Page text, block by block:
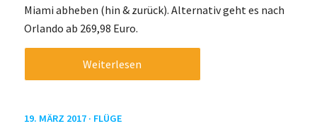
Miami abheben (hin & zurück). Alternativ geht es nach
Orlando ab 269,98 Euro.
Weiterlesen
19. MÄRZ 2017 · FLÜGE